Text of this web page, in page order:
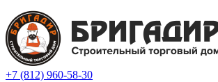
+7 (812) 960-58-30